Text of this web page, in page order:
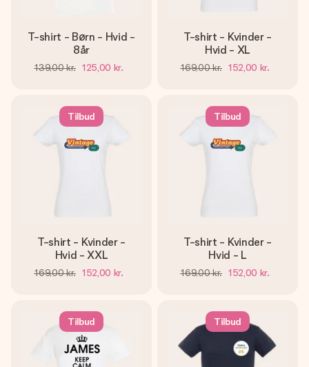
T-shirt - Børn - Hvid -
8år
139,00 kr. 125,00 kr.
T-shirt - Kvinder -
Hvid - XL
169,00 kr. 152,00 kr.
Tilbud
T-shirt - Kvinder -
Hvid - XXL
169,00 kr. 152,00 kr.
Tilbud
T-shirt - Kvinder -
Hvid - L
169,00 kr. 152,00 kr.
Tilbud Tilbud